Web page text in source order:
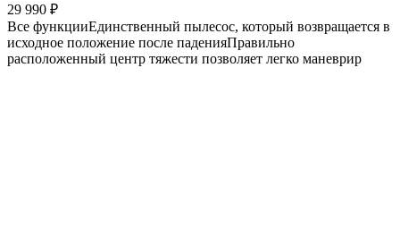
29 990 ₽
Все функцииЕдинственный пылесос, который возвращается в
исходное положение после паденияПравильно
расположенный центр тяжести позволяет легко маневрир